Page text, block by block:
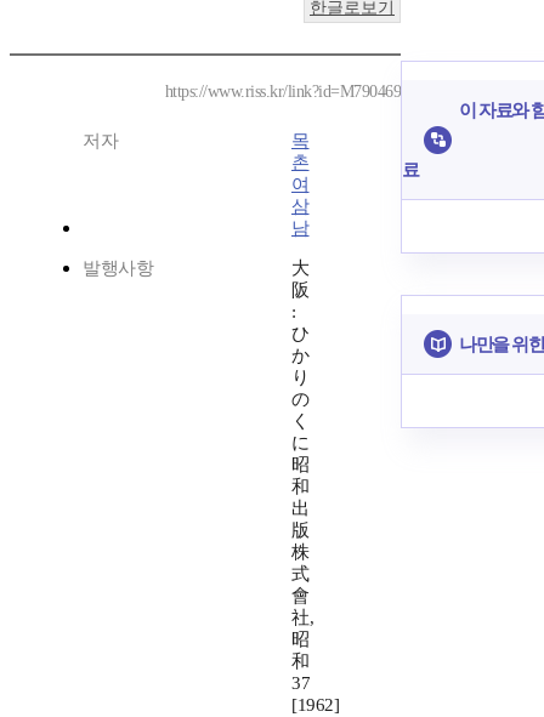
한글로보기
https://www.riss.kr/link?id=M790469
저자
목
촌
여
삼
남
발행사항
大
阪
:
ひ
か
り
の
く
に
昭
和
出
版
株
式
會
社,
昭
和
37
[1962]
이 자료와
료
나만을 위